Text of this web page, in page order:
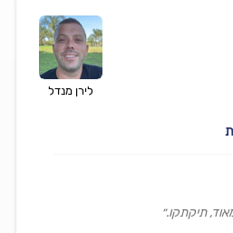
לירן מנדל
תיקתקו.״